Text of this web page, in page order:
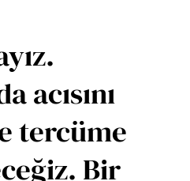
acısını
tercüme
Bir